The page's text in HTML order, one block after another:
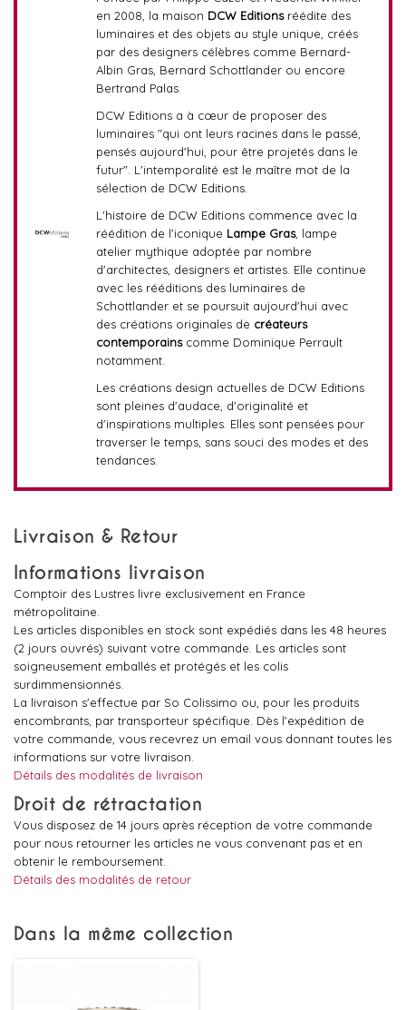
en 2008, la maison DCW Editionsréédite des
luminaires et des objets au style unique, créés
par des designers célèbres comme Bernard-
Albin Gras, Bernard Schottlander ou encore
Bertrand Palas.
DCW Editions a à cœur de proposer des
luminaires "qui ont leurs racines dans le passé,
pensés aujourd'hui, pour être projetés dans le
futur". L'intemporalité est le maître mot de la
sélection de DCW Editions.
L'histoire de DCW Editions commence avec la
réédition de l'iconique Lampe Gras, lampe
atelier mythique adoptée par nombre
d'architectes, designers et artistes. Elle continue
avec les rééditions des luminaires de
Schottlander et se poursuit aujourd'hui avec
des créations originales de créateurs
contemporainscomme Dominique Perrault
notamment.
Les créations design actuelles de DCW Editions
sont pleines d'audace, d'originalité et
d'inspirations multiples. Elles sont pensées pour
traverser le temps, sans souci des modes et des
tendances.
Livraison & Retour
Informations livraison
Comptoir des Lustres livre exclusivement en France
métropolitaine.
Les articles disponibles en stock sont expédiés dans les 48 heures
(2 jours ouvrés) suivant votre commande. Les articles sont
soigneusement emballés et protégés et les colis
surdimmensionnés.
La livraison s'effectue par So Colissimo ou, pour les produits
encombrants, par transporteur spécifique. Dès l'expédition de
votre commande, vous recevrez un email vous donnant toutes les
informations sur votre livraison.
Détails des modalités de livraison
Droit de rétractation
Vous disposez de 14 jours après réception de votre commande
pour nous retourner les articles ne vous convenant pas et en
obtenir le remboursement.
Détails des modalités de retour
Dans la même collection